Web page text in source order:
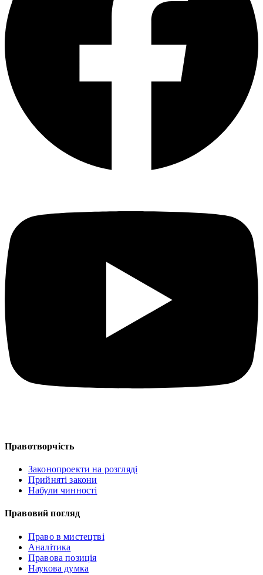
Правотворчість
Законопроекти на розгляді
Прийняті закони
Набули чинності
Правовий погляд
Право в мистецтві
Аналітика
Правова позиція
Наукова думка